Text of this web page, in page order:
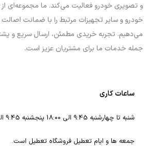
و تصویری خودرو فعالیت می‌کند. ما مجموعه‌ای از
خودرو و سایر تجهیزات مرتبط را با ضمانت
می‌دهیم. تجربه خریدی مطمئن، ارسال سریع و
جمله خدمات ما برای مشتریان عزیز است.
ساعات کاری
شنبه تا چهارشنبه 9:45 الی 18:00 پنجشنبه 9:45 الی 16
جمعه ها و ایام تعطیل فروشگاه تعطیل است.